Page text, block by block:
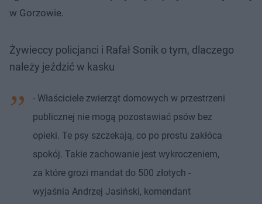
w Gorzowie.
Żywieccy policjanci i Rafał Sonik o tym, dlaczego
należy jeździć w kasku
- Właściciele zwierząt domowych w przestrzeni
publicznej nie mogą pozostawiać psów bez
opieki. Te psy szczekają, co po prostu zakłóca
spokój. Takie zachowanie jest wykroczeniem,
za które grozi mandat do 500 złotych -
wyjaśnia Andrzej Jasiński, komendant